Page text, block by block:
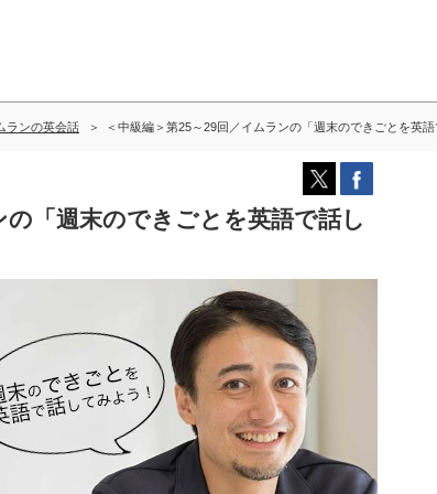
ランの英会話 ＜中級編＞第25～29回／イムランの「週末のできごとを英語
「週末のできごとを英語で話し